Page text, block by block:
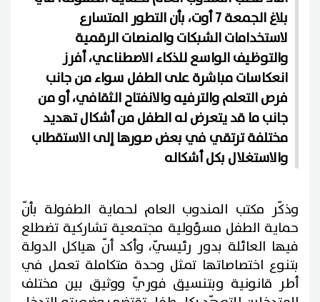
بلاغ الجمعة 7 أوت، بأن التطور المتسارع
لاستخدامات الشبكات والمنصات الرقمية
والتوظيف الواسع للذكاء الاصطناعي، أفرز
انعكاسات مباشرة على الطفل سواء من جانب
فرص التعلم والترفيه والانفتاح الثقافي، أو من
جانب ما قد يتعرض له الطفل من أشكال تهديد
مختلفة ترتقي في بعض صورها إلى الاستقطاب
والاستغلال بكل أشكاله
وذكّر مكتب المندوب العام لحماية الطفولة بأنّ
حماية الطفل مسؤولية مجتمعية تشاركية تضطلع
فيها العائلة بدور رئيسيّ، وأكد أنّ هياكل الدولة
بتنوع اختصاصاتها تمثل وحدة متكاملة تعمل في
أطر قانونية وبتنسيق فوريّ ووثيق بين مختلف